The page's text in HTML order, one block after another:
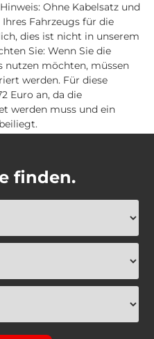
Ohne Kabelsatz und
Fahrzeugs für die
dies ist nicht in unserem
Sie: Wenn Sie die
nutzen möchten, müssen
werden. Für diese
Euro an, da die
werden muss und ein
finden.